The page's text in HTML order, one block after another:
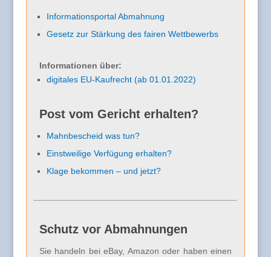
Informationsportal Abmahnung
Gesetz zur Stärkung des fairen Wettbewerbs
Informationen über:
digitales EU-Kaufrecht (ab 01.01.2022)
Post vom Gericht erhalten?
Mahnbescheid was tun?
Einstweilige Verfügung erhalten?
Klage bekommen – und jetzt?
Schutz vor Abmahnungen
Sie handeln bei eBay, Amazon oder haben einen